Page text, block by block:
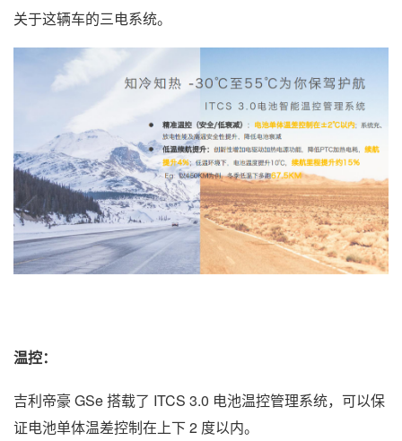
关于这辆车的三电系统。
温控：
吉利帝豪 GSe 搭载了 ITCS 3.0 电池温控管理系统，可以保
证电池单体温差控制在上下 2 度以内。